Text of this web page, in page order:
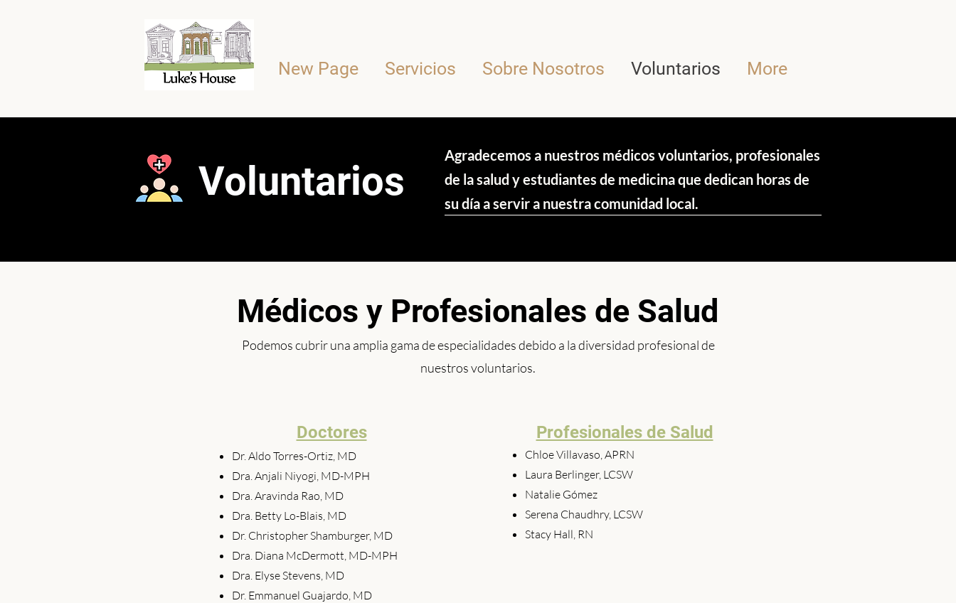
New Page Servicios Sobre Nosotros Voluntarios More
Voluntarios
Agradecemos a nuestros médicos voluntarios, profesionales
de la salud y estudiantes de medicina que dedican horas de
su día a servir a nuestra comunidad local.
Médicos y Profesionales de Salud
Podemos cubrir una amplia gama de especialidades debido a la diversidad profesional de
nuestros voluntarios.
Doctores
Dr. Aldo Torres-Ortiz, MD
Dra. Anjali Niyogi, MD-MPH
Dra. Aravinda Rao, MD
Dra. Betty Lo-Blais, MD
Dr. Christopher Shamburger, MD
Dra. Diana McDermott, MD-MPH
Dra. Elyse Stevens, MD
Dr. Emmanuel Guajardo, MD
Profesionales de Salud
Chloe Villavaso, APRN
Laura Berlinger, LCSW
Natalie Gómez
Serena Chaudhry, LCSW
Stacy Hall, RN